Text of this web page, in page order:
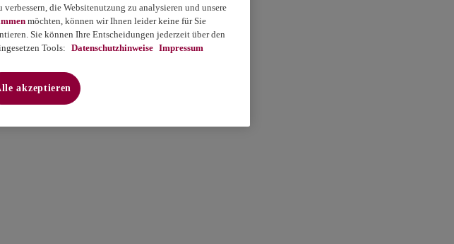
die Websitenutzung zu analysieren und unsere
möchten, können wir Ihnen leider keine für Sie
Sie können Ihre Entscheidungen jederzeit über den
Tools: Datenschutzhinweise Impressum
akzeptieren